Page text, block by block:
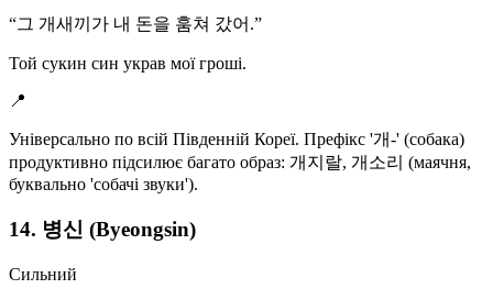
“그 개새끼가 내 돈을 훔쳐 갔어.”
Той сукин син украв мої гроші.
📍
Універсально по всій Південній Кореї. Префікс '개-' (собака)
продуктивно підсилює багато образ: 개지랄, 개소리 (маячня,
буквально 'собачі звуки').
14. 병신 (Byeongsin)
Сильний